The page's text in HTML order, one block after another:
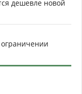
дешевле новой